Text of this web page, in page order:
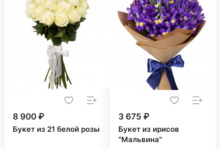
8 900 ₽
Букет из 21 белой розы
3 675 ₽
Букет из ирисов
"Мальвина"